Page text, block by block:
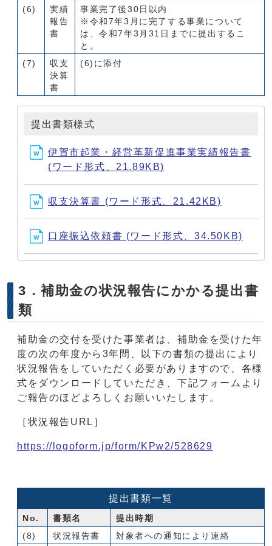
(6)
実績
報告
書
事業完了後30日以内
※令和7年3月に完了する事業について
は、令和7年3月31日までに提出するこ
と。
(7)
収支
決算
書
(6)に添付
提出書類様式
伊賀市起業・経営革新促進事業実績報告書
(ワード形式、21.89KB)
収支決算書 (ワード形式、21.42KB)
口座振込依頼書 (ワード形式、34.50KB)
3．補助金の状況報告にかかる提出書
類
補助金の交付を受けた事業者は、補助金を受けた年
度の次の年度から3年間、以下の書類の提出により
状況報告をしていただく必要がありますので、各様
式をダウンロードしていただき、下記フォームより
ご報告のほどよろしくお願いいたします。
［状況報告URL］
https://logoform.jp/form/KPw2/528629
提出書類一覧
No. 書類名
提出時期
(8)
状況報告書 対象者への通知により連絡